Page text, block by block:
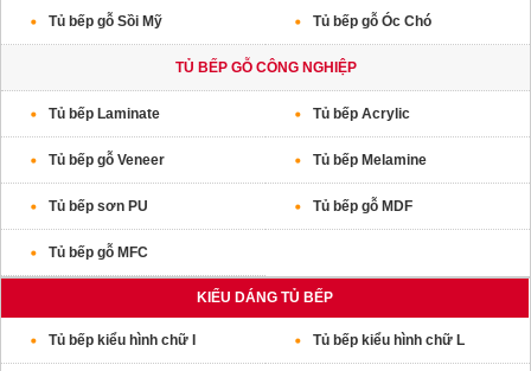
Tủ bếp gỗ Sồi Mỹ Tủ bếp gỗ Óc Chó
TỦ BẾP GỖ CÔNG NGHIỆP
Tủ bếp Laminate Tủ bếp Acrylic
Tủ bếp gỗ Veneer Tủ bếp Melamine
Tủ bếp sơn PU Tủ bếp gỗ MDF
Tủ bếp gỗ MFC
KIỂU DÁNG TỦ BẾP
Tủ bếp kiểu hình chữ I Tủ bếp kiểu hình chữ L